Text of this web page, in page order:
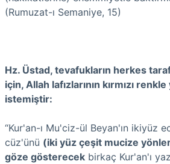
(Rumuzat-ı Semaniye, 15)
Hz. Üstad, tevafukların herkes
için, Allah lafızlarının kırmızı renkle
istemiştir:
“Kur'an-ı Mu'ciz-ül Beyan'ın ikiyüz
cüz'ünü (iki yüz çeşit mucize
göze gösterecek birkaç Kur'an'ı